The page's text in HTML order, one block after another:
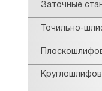
Заточные
Точильно-